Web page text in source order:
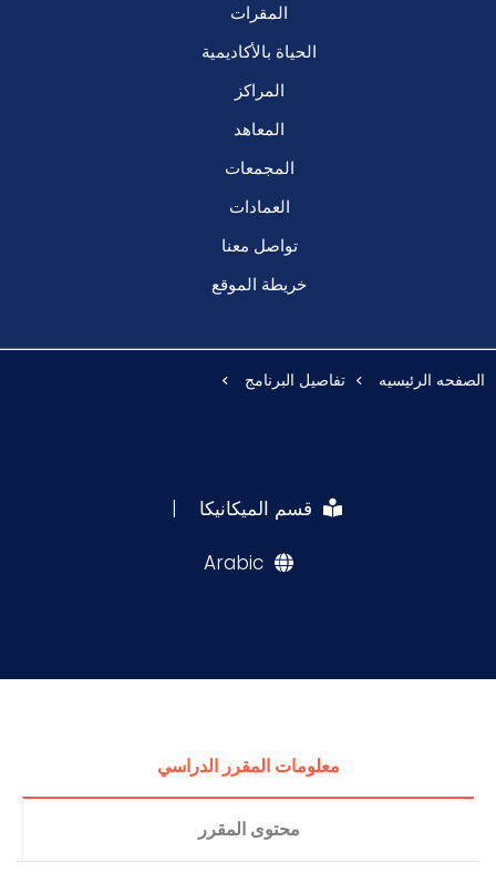
المقرات
الحياة بالأكاديمية
المراكز
المعاهد
المجمعات
العمادات
تواصل معنا
خريطة الموقع
الصفحه الرئيسيه تفاصيل البرنامج
قسم الميكانيكا |
Arabic
معلومات المقرر الدراسي
محتوى المقرر